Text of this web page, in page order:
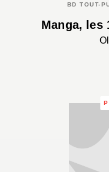
BD TOUT-
Manga, les